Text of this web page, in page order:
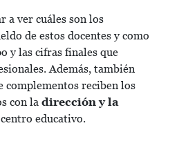
a ver cuáles son los
de estos docentes y como
y las cifras finales que
Además, también
complementos reciben los
con la dirección y la
educativo.